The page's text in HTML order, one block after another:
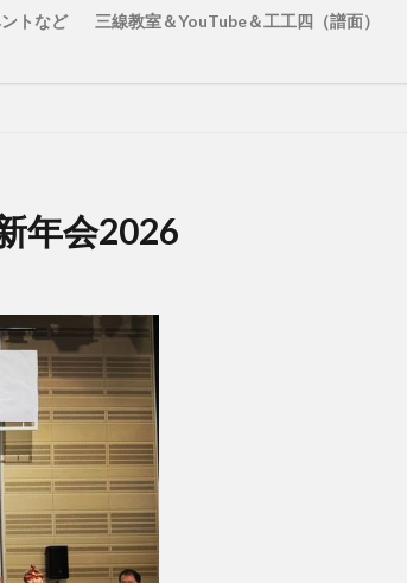
トなど 三線教室＆YouTube＆工工四（譜面）
年会2026